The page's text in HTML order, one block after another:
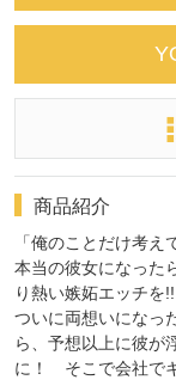
商品紹介
「俺のことだけ考え
本当の彼女になった
り熱い嫉妬エッチを!!
ついに両想いになっ
ら、予想以上に彼が
に！ そこで会社で